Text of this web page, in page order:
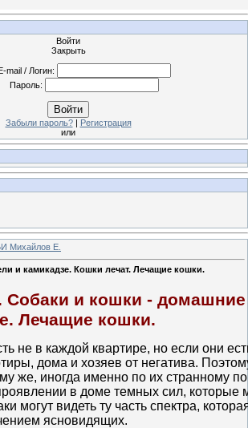
Войти
Закрыть
E-mail / Логин:
Пароль:
Войти
Забыли пароль?| Регистрация
или
Михайлов Е.
и камикадзе. Кошки лечат. Лечащие кошки.
Собаки и кошки -
Лечащие кошки.
не в каждой квартире, но если они
дома и хозяев от негатива.
же, иногда именно по их странному
в доме темных сил, которые
могут видеть ту часть спектра,
ясновидящих.